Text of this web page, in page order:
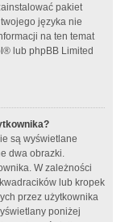
pakiet
języka nie
na ten temat
® lub phpBB Limited
są wyświetlane
dwa obrazki.
W zależności
lub kropek
przez użytkownika
poniżej